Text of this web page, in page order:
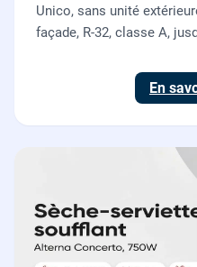
Unico, sans unité
façade, R-32, classe A,
En